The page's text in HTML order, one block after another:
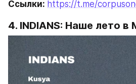
Ссылки: https://t.me/
4. INDIANS: Наше лето в